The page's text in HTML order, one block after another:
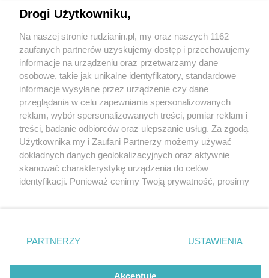
3 / 0
Wydawca mediów
Nie zapomnij
zapoznać się z:
polityką prywatności regulamin korzystania z portali
Twojemiasto
Piekary Śląskie
Chorzów
Tarnowskie Góry
Gliwice
Skontakuj sięz nami
Kontakt
Wydawca
Redakcja
Drogi Użytkowniku,
Na naszej stronie rudzianin.pl, my oraz naszych 1162
zaufanych partnerów uzyskujemy dostęp i przechowujemy
informacje na urządzeniu oraz przetwarzamy dane
osobowe, takie jak unikalne identyfikatory, standardowe
informacje wysyłane przez urządzenie czy dane
przeglądania w celu zapewniania spersonalizowanych
reklam, wybór spersonalizowanych treści, pomiar reklam i
treści, badanie odbiorców oraz ulepszanie usług. Za zgodą
Użytkownika my i Zaufani Partnerzy możemy używać
dokładnych danych geolokalizacyjnych oraz aktywnie
skanować charakterystykę urządzenia do celów
identyfikacji. Ponieważ cenimy Twoją prywatność, prosimy
prywatności znajdujący się w lewym dolnym rogu strony
. Niektóre rodzaje przetwarzania danych nie wymagają
zgody użytkownika, ale masz prawo sprzeciwić się
takiemu przetwarzaniu. Preferencje będą miały
PARTNERZY USTAWIENIA
Akceptuję